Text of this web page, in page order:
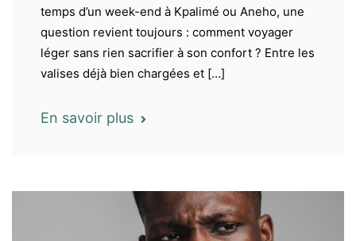
temps d’un week-end à Kpalimé ou Aneho, une
question revient toujours : comment voyager
léger sans rien sacrifier à son confort ? Entre les
valises déjà bien chargées et […]
En savoir plus